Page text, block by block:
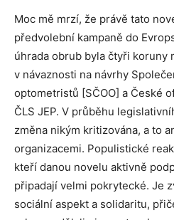
Moc mě mrzí, že právě tato
předvolební kampaně do
úhrada obrub byla čtyři koruny
v návaznosti na návrhy
optometristů [SČOO] a České
ČLS JEP. V průběhu
změna nikým kritizována, a to
organizacemi. Populistické
kteří danou novelu aktivně
připadají velmi pokrytecké. Je
sociální aspekt a solidaritu,